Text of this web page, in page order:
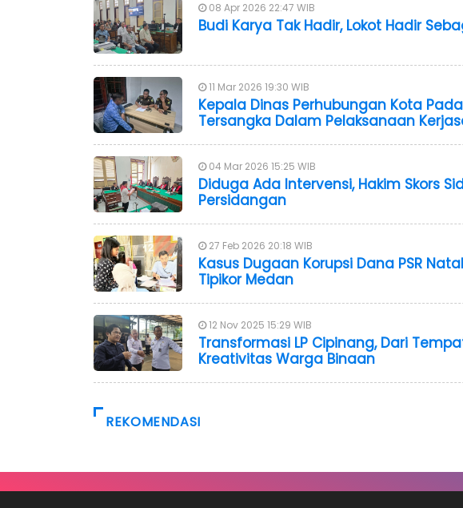
08 Apr 2026 22:47 WIB
Budi Karya Tak Hadir, Lokot Hadir
11 Mar 2026 19:30 WIB
Kepala Dinas Perhubungan Kota
Tersangka Dalam Pelaksanaan
04 Mar 2026 15:25 WIB
Diduga Ada Intervensi, Hakim Skors
Persidangan
27 Feb 2026 20:18 WIB
Kasus Dugaan Korupsi Dana PSR
Tipikor Medan
12 Nov 2025 15:29 WIB
Transformasi LP Cipinang, Dari
Kreativitas Warga Binaan
REKOMENDASI